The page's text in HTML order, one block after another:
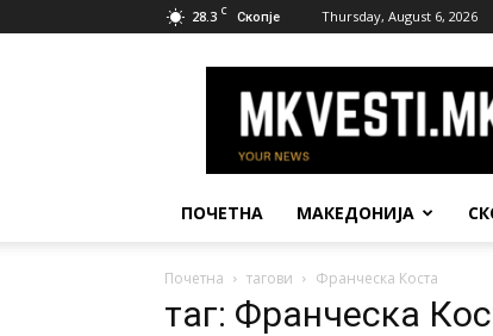
28.3 C Скопје Thursday, August 6, 2026
Вести
ПОЧЕТНА МАКЕДОНИЈА
Почетна тагови Франческа Коста
таг: Франческа